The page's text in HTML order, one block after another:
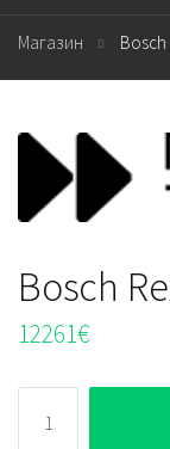
Магазин Bosch
Bosch
12261€
Bosch